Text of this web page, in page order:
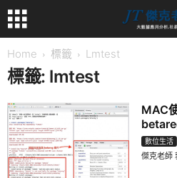
Home 標籤 Lmtest
標籤: lmtest
MAC
數位生活
傑克老師